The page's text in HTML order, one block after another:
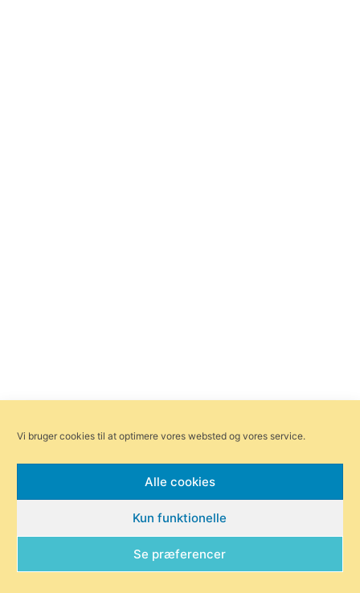
Vi bruger cookies til at optimere vores websted og vores service.
Alle cookies
Kun funktionelle
Se præferencer